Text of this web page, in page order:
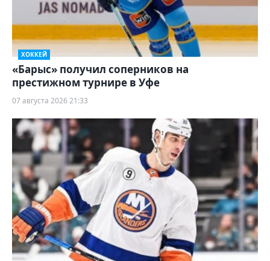
ХОККЕЙ
«Барыс» получил соперников на
престижном турнире в Уфе
07 августа 2026 21:33